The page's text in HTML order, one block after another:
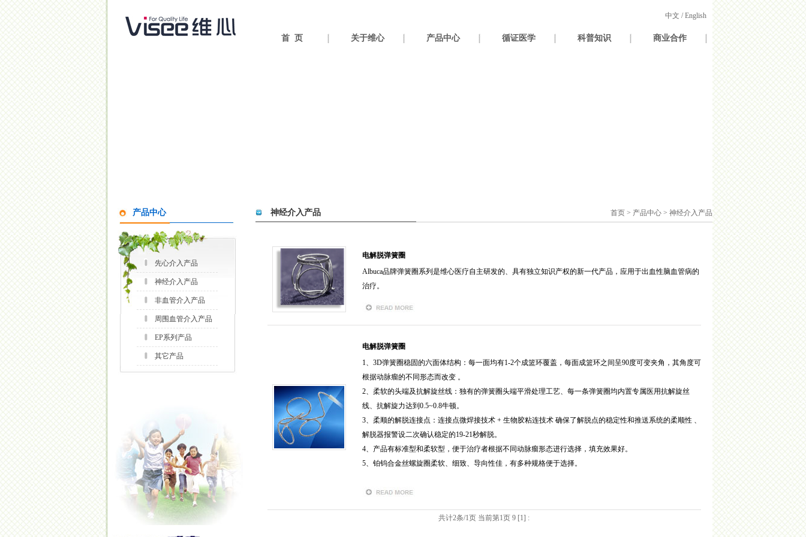
中文 /English
首 页 关于维心 产品中心 循证医学 科普知识 商业合作
产品中心
先心介入产品
神经介入产品
非血管介入产品
周围血管介入产品
EP系列产品
其它产品
神经介入产品 首页 > 产品中心 > 神经介入产品
电解脱弹簧圈
Albuca品牌弹簧圈系列是维心医疗自主研发的、具有独立知识产权的新一代产品，应用于出血性脑血管病的
治疗。
电解脱弹簧圈
1、3D弹簧圈稳固的六面体结构：每一面均有1-2个成篮环覆盖，每面成篮环之间呈90度可变夹角，其角度可
根据动脉瘤的不同形态而改变 。
2、柔软的头端及抗解旋丝线：独有的弹簧圈头端平滑处理工艺、每一条弹簧圈均内置专属医用抗解旋丝
线、抗解旋力达到0.5~0.8牛顿。
3、柔顺的解脱连接点：连接点微焊接技术 + 生物胶粘连技术 确保了解脱点的稳定性和推送系统的柔顺性 、
解脱器报警设二次确认稳定的19-21秒解脱。
4、产品有标准型和柔软型，便于治疗者根据不同动脉瘤形态进行选择，填充效果好。
5、铂钨合金丝螺旋圈柔软、细致、导向性佳，有多种规格便于选择。
共计2条/1页 当前第1页 9 [1] :